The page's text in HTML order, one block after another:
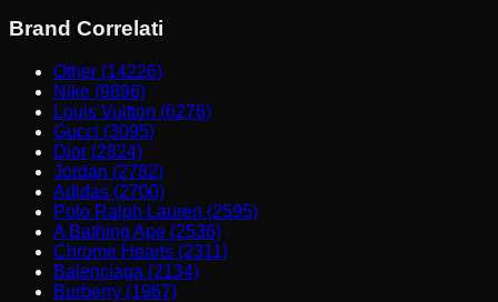
Brand Correlati
Other (14226)
Nike (9896)
Louis Vuitton (6276)
Gucci (3095)
Dior (2824)
Jordan (2782)
Adidas (2700)
Polo Ralph Lauren (2595)
A Bathing Ape (2536)
Chrome Hearts (2311)
Balenciaga (2134)
Burberry (1967)